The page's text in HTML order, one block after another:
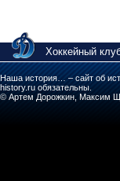
Хоккейный
Наша история… – сайт об
history.ru обязательны.
© Артем Дорожкин, Максим